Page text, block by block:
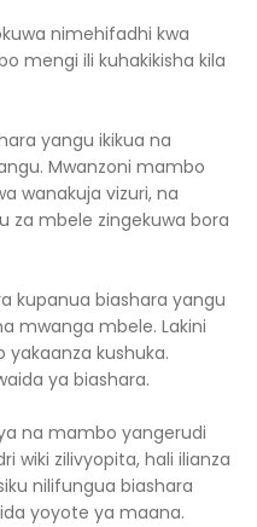
nimehifadhi kwa
mengi ili kuhakikisha kila
yangu ikikua na
Mwanzoni mambo
wanakuja vizuri, na
za mbele zingekuwa bora
kupanua biashara yangu
mwanga mbele. Lakini
yakaanza kushuka.
ya biashara.
na mambo yangerudi
wiki zilivyopita, hali ilianza
nilifungua biashara
yoyote ya maana.